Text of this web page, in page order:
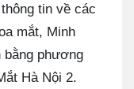
tin về các
mắt, Minh
bằng phương
Hà Nội 2.